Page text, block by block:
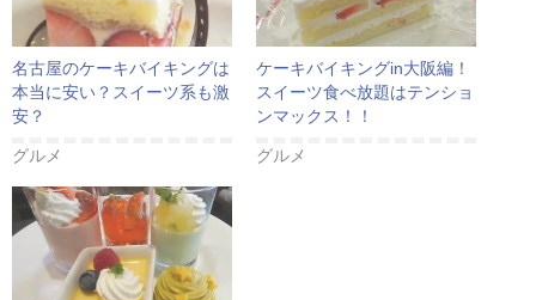
名古屋のケーキバイキングは
本当に安い？スイーツ系も激
安？
グルメ
ケーキバイキングin大阪編！
スイーツ食べ放題はテンショ
ンマックス！！
グルメ